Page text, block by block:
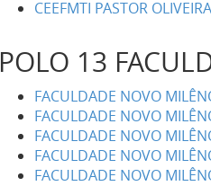
CEEFMTI PASTOR
POLO 13
FACULDADE NOVO
FACULDADE NOVO
FACULDADE NOVO
FACULDADE NOVO
FACULDADE NOVO